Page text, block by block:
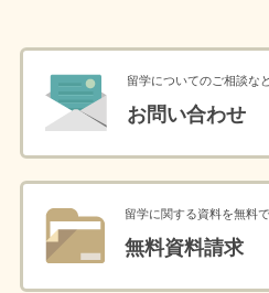
留学についてのご相談な
お問い合わせ
留学に関する資料を無料
無料資料請求